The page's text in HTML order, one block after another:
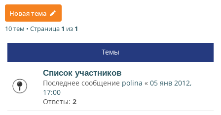
Новая тема
10 тем • Страница 1 из 1
Темы
Список участников
Последнее сообщение polina « 05 янв 2012,
17:00
Ответы: 2